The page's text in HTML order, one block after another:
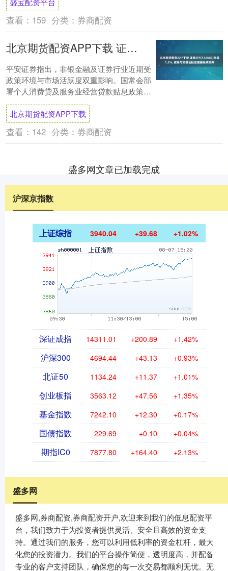
查看： 159 分类： 券商配资
北京期货配资APP下载 证券ETF(512880)涨超1.3%, 政策与交投活跃度提振板块预期
平安证券指出，非银金融及证券行业近期受
政策环境与市场活跃度双重影响。国常会部
署个人消费贷及服务业经营贷款贴息政策，
通过财政金融联动降低融资成本，有望激发
消费潜力....
北京期货配资APP下载
查看： 142 分类： 券商配资
盛多网文章已加载完成
沪深京指数
上证综指 3940.04 +39.68 +1.02%
深证成指 14311.01 +200.89 +1.42%
沪深300 4694.44 +43.13 +0.93%
北证50 1134.24 +11.37 +1.01%
创业板指 3563.12 +47.56 +1.35%
基金指数 7242.10 +12.30 +0.17%
国债指数 229.69 +0.10 +0.04%
期指IC0 7877.80 +164.40 +2.13%
盛多网
盛多网,券商配资,券商配资开户,欢迎来到我们的低息配资平
台，我们致力于为投资者提供灵活、安全且高效的资金支
持。通过我们的服务，您可以利用低利率的资金杠杆，最大
化您的投资潜力。我们的平台操作简便，透明度高，并配备
专业的客户支持团队，确保您的每一次交易都顺利无忧。无